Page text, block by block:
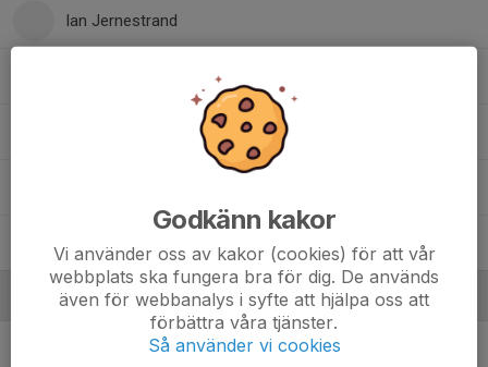
Ian Jernestrand
Valter Widström
Ledare
Frida Berglund Tränare
Godkänn kakor
Vi använder oss av kakor (cookies) för att vår
webbplats ska fungera bra för dig. De används
även för webbanalys i syfte att hjälpa oss att
förbättra våra tjänster.
Så använder vi cookies